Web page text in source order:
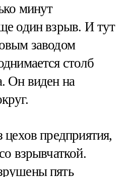
минут
один взрыв. И тут
заводом
столб
Он виден на
цехов предприятия,
взрывчаткой.
пять